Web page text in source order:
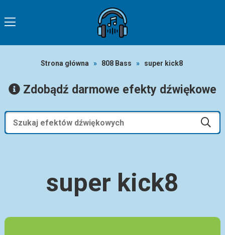
Strona główna » 808 Bass » super kick8
Zdobądź darmowe efekty dźwiękowe
super kick8